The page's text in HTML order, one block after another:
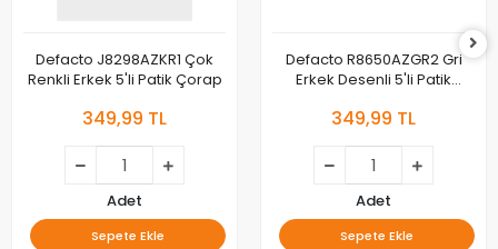
Defacto J8298AZKR1 Çok
Renkli Erkek 5'li Patik Çorap
349,99 TL
Adet
Sepete Ekle
Defacto R8650AZGR2 Gri
Erkek Desenli 5'li Patik
349,99 TL
Adet
Sepete Ekle